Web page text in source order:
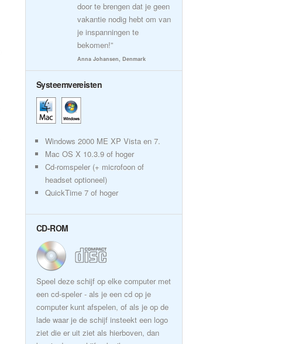
door te brengen dat je geen
vakantie nodig hebt om van
je inspanningen te
bekomen!”
Anna Johansen, Denmark
Systeemvereisten
Windows 2000 ME XP Vista en 7.
Mac OS X 10.3.9 of hoger
Cd-romspeler (+ microfoon of
headset optioneel)
QuickTime 7 of hoger
CD-ROM
Speel deze schijf op elke computer met
een cd-speler - als je een cd op je
computer kunt afspelen, of als je op de
lade waar je de schijf insteekt een logo
ziet die er uit ziet als hierboven, dan